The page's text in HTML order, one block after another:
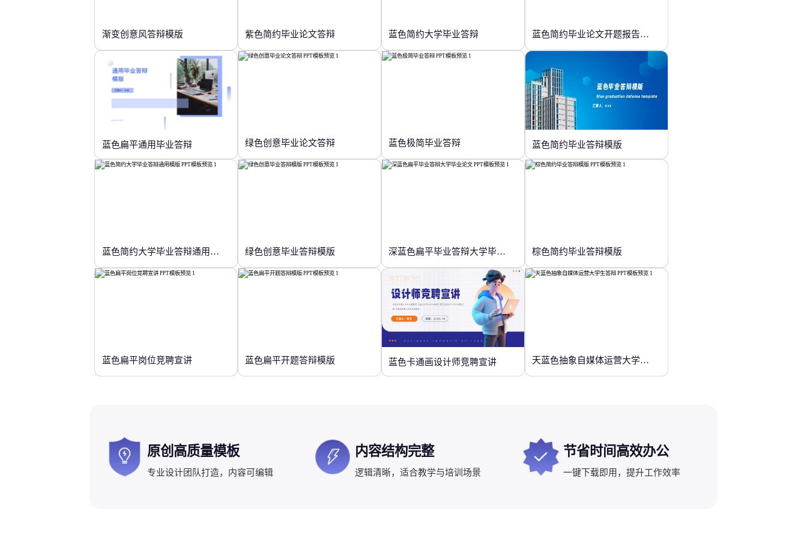
渐变创意风答辩模版 紫色简约毕业论文答辩 蓝色简约大学毕业答辩 蓝色简约毕业论文开题报告答辩
蓝色扁平通用毕业答辩 绿色创意毕业论文答辩 蓝色极简毕业答辩 蓝色简约毕业答辩模版
蓝色简约大学毕业答辩通用模版 绿色创意毕业答辩模版 深蓝色扁平毕业答辩大学毕业论文 棕色简约毕业答辩模版
蓝色扁平岗位竞聘宣讲 蓝色扁平开题答辩模版 蓝色卡通画设计师竞聘宣讲 天蓝色抽象自媒体运营大学生答辩
原创高质量模板
专业设计团队打造，内容可编辑
内容结构完整
逻辑清晰，适合教学与培训场景
节省时间高效办公
一键下载即用，提升工作效率